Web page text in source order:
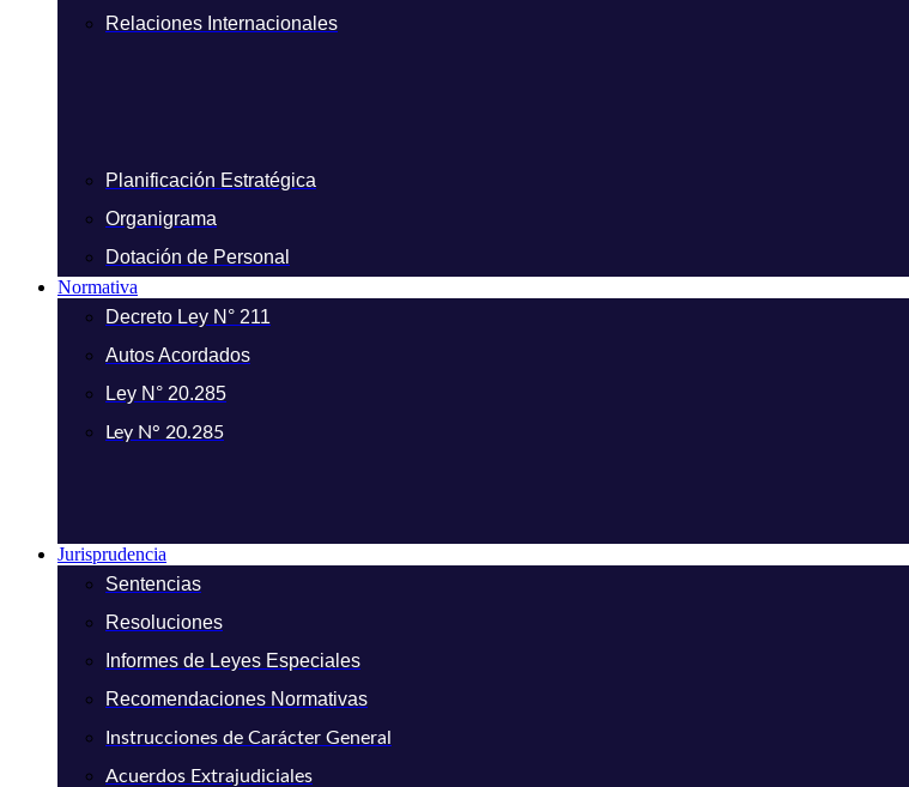
Relaciones Internacionales
Planificación Estratégica
Organigrama
Dotación de Personal
Normativa
Decreto Ley N° 211
Autos Acordados
Ley N° 20.285
Ley N° 20.285
Jurisprudencia
Sentencias
Resoluciones
Informes de Leyes Especiales
Recomendaciones Normativas
Instrucciones de Carácter General
Acuerdos Extrajudiciales